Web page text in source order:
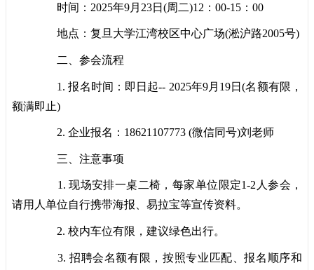
时间：2025年9月23日(周二)12：00-15：00
地点：复旦大学江湾校区中心广场(淞沪路2005号)
二、参会流程
1. 报名时间：即日起-- 2025年9月19日(名额有限，
额满即止)
2. 企业报名：18621107773 (微信同号)刘老师
三、注意事项
1. 现场安排一桌二椅，每家单位限定1-2人参会，
请用人单位自行携带海报、易拉宝等宣传资料。
2. 校内车位有限，建议绿色出行。
3. 招聘会名额有限，按照专业匹配、报名顺序和